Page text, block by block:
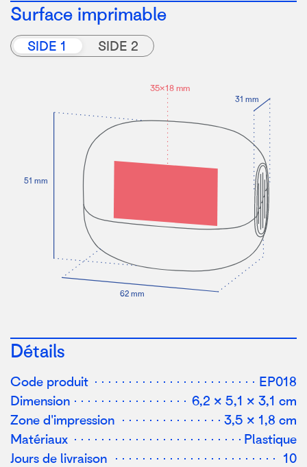
Surface imprimable
SIDE 1 SIDE 2
51 mm
62 mm
31 mm
35×18 mm
Détails
Code produit
EP018
Dimension
6,2 × 5,1 × 3,1 cm
Zone d'impression
3,5 × 1,8 cm
Matériaux
Plastique
Jours de livraison
10